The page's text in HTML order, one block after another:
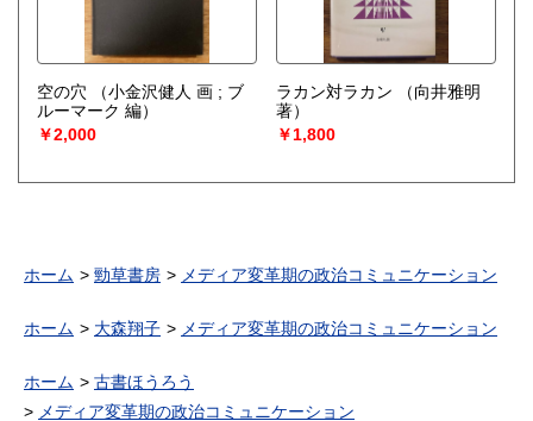
空の穴
（小金沢健人 画 ; ブ
ルーマーク 編）
￥2,000
ラカン対ラカン
（向井雅明
著）
￥1,800
ホーム 勁草書房 メディア変革期の政治コミュニケーション
ホーム 大森翔子 メディア変革期の政治コミュニケーション
ホーム
古書ほうろう
メディア変革期の政治コミュニケーション